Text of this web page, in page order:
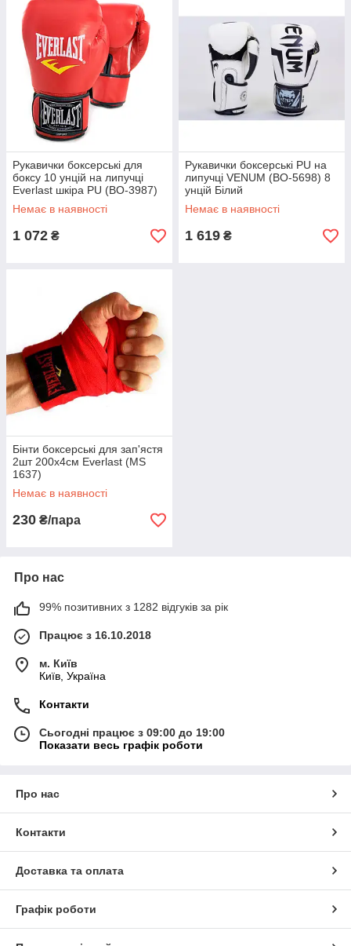
Рукавички боксерські для
боксу 10 унцій на липучці
Everlast шкіра PU (BO-3987)
Червоний
Немає в наявності
1 072 ₴
Рукавички боксерські PU на
липучці VENUM (BO-5698) 8
унцій Білий
Немає в наявності
1 619 ₴
Бінти боксерські для зап'ястя
2шт 200х4см Everlast (MS
1637)
Немає в наявності
230 ₴/пара
Про нас
99% позитивних з 1282 відгуків за рік
Працює з 16.10.2018
м. Київ
Київ, Україна
Контакти
Сьогодні працює з 09:00 до 19:00
Показати весь графік роботи
Про нас
Контакти
Доставка та оплата
Графік роботи